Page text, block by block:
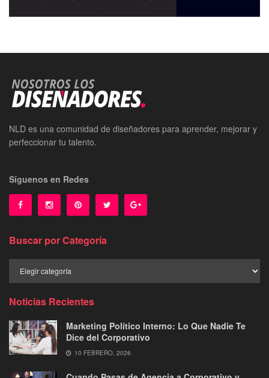
NLD es una comunidad de diseñadores para aprender, mejorar y
perfeccionar tu talento.
Síguenos en Redes
Buscar por Categoría
por
Noticias Recientes
Marketing Político Interno: Lo Que Nadie Te
Dice del Corporativo
10 FEBRERO, 2026